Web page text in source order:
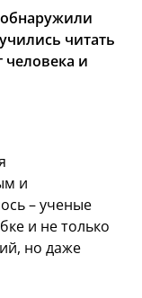
читать
человека и
и
– ученые
и не только
но даже